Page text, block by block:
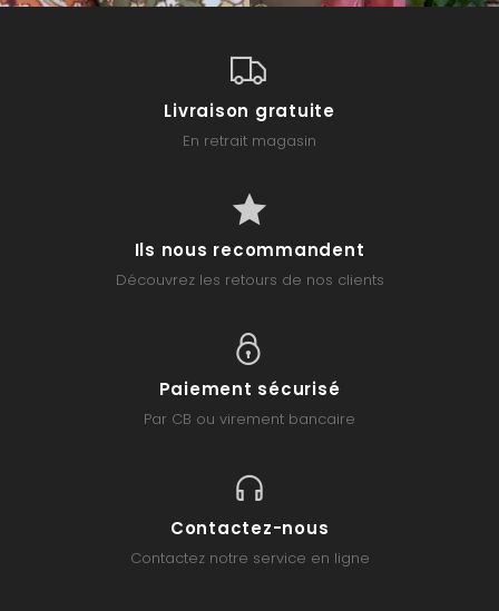
Livraison gratuite
En retrait magasin
Ils nous recommandent
Découvrez les retours de nos clients
Paiement sécurisé
Par CB ou virement bancaire
Contactez-nous
Contactez notre service en ligne